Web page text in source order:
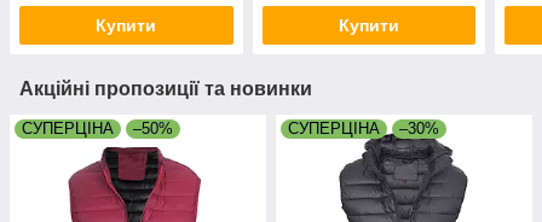
Купити Купити
Акційні пропозиції та новинки
СУПЕРЦІНА –50% СУПЕРЦІНА –30%